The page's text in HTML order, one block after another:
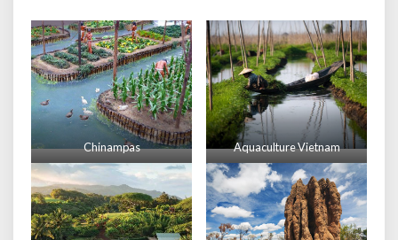
Chinampas Aquaculture Vietnam